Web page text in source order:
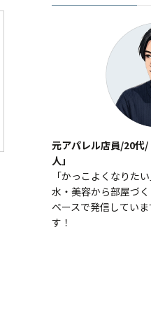
元アパレル店員/20代
人」
「かっこよくなりた
水・美容から部屋づ
ベースで発信してい
す！